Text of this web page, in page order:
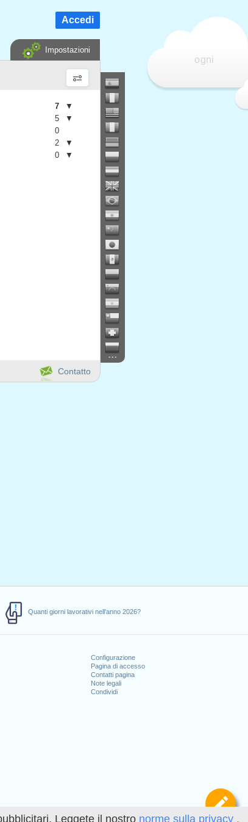
Leggete il nostro norme sulla privacy .
Quanti giorni lavorativi nell'anno 2026?
Configurazione
Pagina di accesso
Contatti pagina
Note legali
Condividi
ogni
Accedi
Impostazioni
...
Contatto
7
▼
5
▼
0
2
▼
0 ▼